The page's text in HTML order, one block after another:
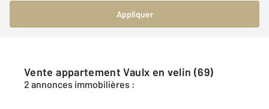
Appliquer
Vente appartement Vaulx en velin (69)
2 annonces immobilières :